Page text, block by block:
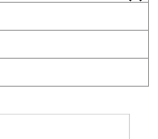
島新町下土居